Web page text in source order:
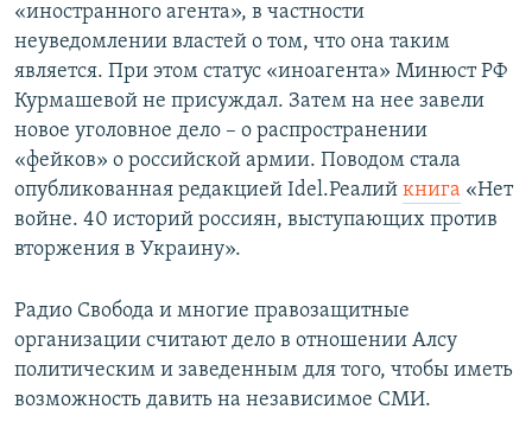
«иностранного агента», в частности
неуведомлении властей о том, что она таким
является. При этом статус «иноагента» Минюст РФ
Курмашевой не присуждал. Затем на нее завели
новое уголовное дело – о распространении
«фейков» о российской армии. Поводом стала
опубликованная редакцией Idel.Реалий книга «Нет
войне. 40 историй россиян, выступающих против
вторжения в Украину».
Радио Свобода и многие правозащитные
организации считают дело в отношении Алсу
политическим и заведенным для того, чтобы иметь
возможность давить на независимое СМИ.